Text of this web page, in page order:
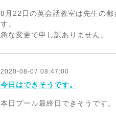
8月22日の英会話教室は先生の
す。
急な変更で申し訳ありません。
2020-08-07 08:47:00
今日はできそうです。
本日プール最終日できそうです。